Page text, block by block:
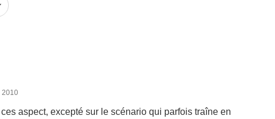
2010
aspect, excepté sur le scénario qui parfois traîne en